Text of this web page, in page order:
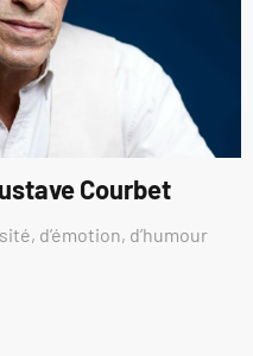
Courbet
d’émotion, d’humour